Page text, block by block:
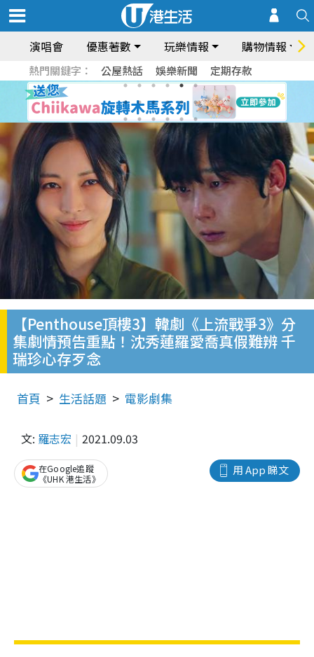
演唱會 優惠著數 玩樂情報 購物情報
熱門關鍵字： 公屋熱話 娛樂新聞 定期存款
【Penthouse頂樓3】韓劇《上流戰爭3》分
集劇情預告重點！沈秀蓮羅愛喬真假難辨 千
瑞珍心存歹念
首頁 生活話題 電影劇集
文: 羅志宏 2021.09.03
用 App 睇文
在Google追蹤
《UHK 港生活》